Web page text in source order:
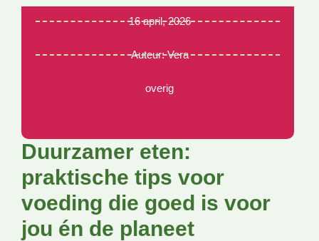
16 april, 2026
Auteur:Vera
overig
Duurzamer eten:
praktische tips voor
voeding die goed is voor
jou én de planeet